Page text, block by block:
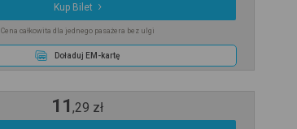
Kup Bilet
Cena całkowita dla jednego pasażera bez ulgi
Doładuj EM-kartę
11,29 zł